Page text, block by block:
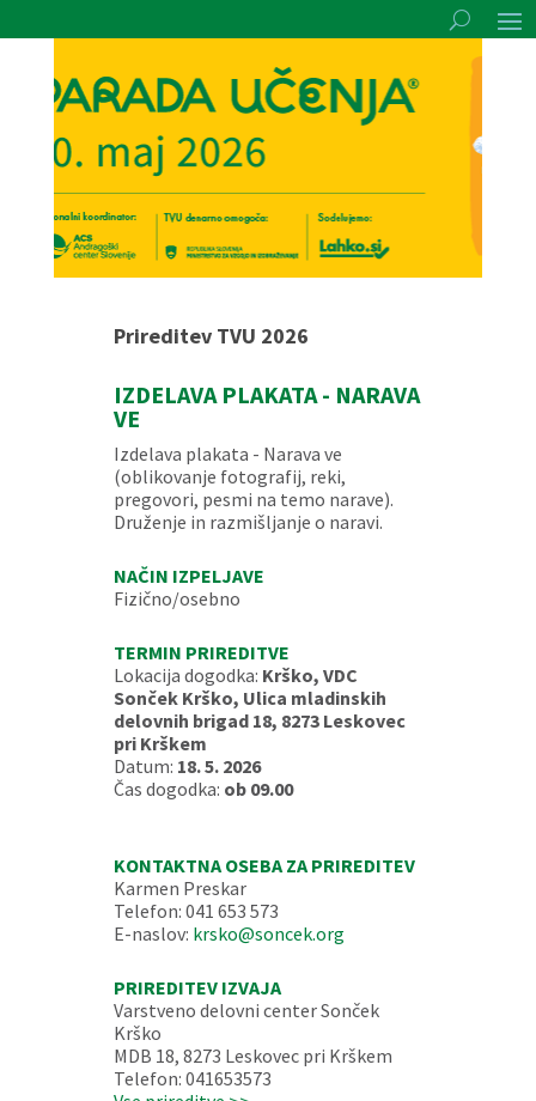
Prireditev TVU 2026
IZDELAVA PLAKATA - NARAVA
VE
Izdelava plakata - Narava ve
(oblikovanje fotografij, reki,
pregovori, pesmi na temo narave).
Druženje in razmišljanje o naravi.
NAČIN IZPELJAVE
Fizično/osebno
TERMIN PRIREDITVE
Lokacija dogodka: Krško, VDC
Sonček Krško, Ulica mladinskih
delovnih brigad 18, 8273 Leskovec
pri Krškem
Datum: 18. 5. 2026
Čas dogodka: ob 09.00
KONTAKTNA OSEBA ZA PRIREDITEV
Karmen Preskar
Telefon: 041 653 573
E-naslov: krsko@soncek.org
PRIREDITEV IZVAJA
Varstveno delovni center Sonček
Krško
MDB 18, 8273 Leskovec pri Krškem
Telefon: 041653573